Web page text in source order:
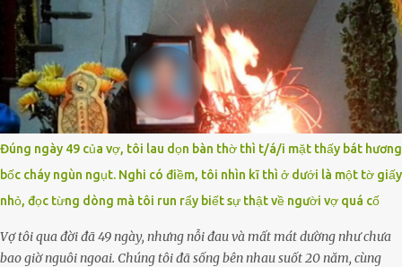
phù hợp, gây xôn xao, bức xúc trong dư luận. Ngay sau đó, Trường
THPT Chuyên Nguyễn Tất Thành báo cáo xác nhận tài khoản Chu
Vinh là của học sinh Chu Ngọc Quang Vinh, lớp 12 Anh của nhà trường.
Nam sinh này từng giành ngôi vô địch, mang về vòng nguyệt quế cuộc
thi tháng 1, quý I, Đường lên đỉnh Olympia năm thứ 24. Quá trình giáo
dục, học sinh Chu Ngọc Quang Vinh đã nhận thức được nội dung bài
viết của bản thân trên mạng xã hội ngày 1.9 là chưa phù hợp nên đã
chủ động gỡ bài viết và đăng bài xin lỗi trên trang Facebook cá nhân.
Chu Ngọc Quang Vinh làm việc với cơ quan chức năng. Ảnh: Đơn vị
cung...
Đúng ngày 49 của vợ, tôi lau dọn bàn thờ thì t/á/i mặt thấy bát hương
bốc cháy ngùn ngụt. Nghi có điềm, tôi nhìn kĩ thì ở dưới là một tờ giấy
nhỏ, đọc từng dòng mà tôi run rẩy biết sự thật về người vợ quá cố
Vợ tôi qua đời đã 49 ngày, nhưng nỗi đau và mất mát dường như chưa
bao giờ nguôi ngoai. Chúng tôi đã sống bên nhau suốt 20 năm, cùng